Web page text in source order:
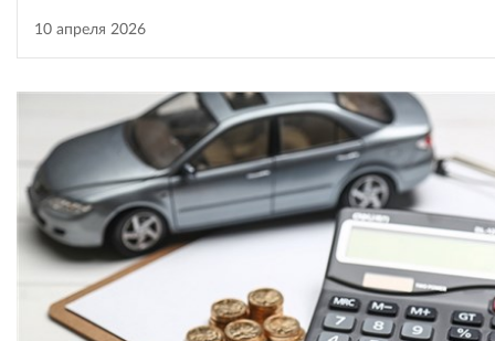
10 апреля 2026